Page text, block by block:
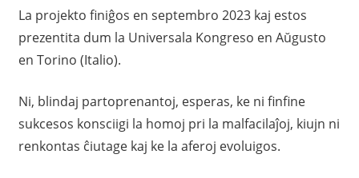
La projekto finiĝos en septembro 2023 kaj estos
prezentita dum la Universala Kongreso en Aŭgusto
en Torino (Italio).
Ni, blindaj partoprenantoj, esperas, ke ni finfine
sukcesos konsciigi la homoj pri la malfacilaĵoj, kiujn ni
renkontas ĉiutage kaj ke la aferoj evoluigos.